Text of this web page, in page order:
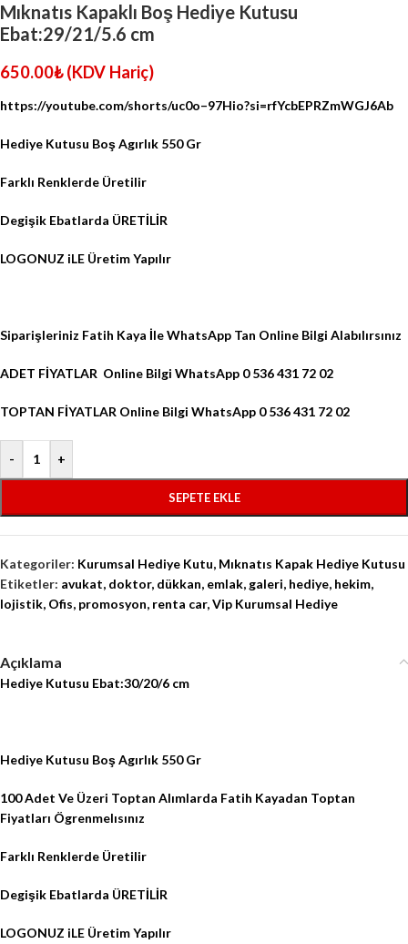
Mıknatıs Kapaklı Boş Hediye Kutusu
Ebat:29/21/5.6 cm
650.00₺ (KDV Hariç)
https://youtube.com/shorts/uc0o–97Hio?si=rfYcbEPRZmWGJ6Ab
Hediye Kutusu Boş Agırlık 550 Gr
Farklı Renklerde Üretilir
Degişik Ebatlarda ÜRETİLİR
LOGONUZ iLE Üretim Yapılır
Siparişleriniz Fatih Kaya İle WhatsApp Tan Online Bilgi Alabılırsınız
ADET FİYATLAR Online Bilgi WhatsApp 0 536 431 72 02
TOPTAN FİYATLAR Online Bilgi WhatsApp 0 536 431 72 02
- +
SEPETE EKLE
Kategoriler: Kurumsal Hediye Kutu, Mıknatıs Kapak Hediye Kutusu
Etiketler: avukat, doktor, dükkan, emlak, galeri, hediye, hekim,
lojistik, Ofis, promosyon, renta car,Vip Kurumsal Hediye
Açıklama
Hediye Kutusu Ebat:30/20/6 cm
Hediye Kutusu Boş Agırlık 550 Gr
100 Adet Ve Üzeri Toptan Alımlarda Fatih Kayadan Toptan
Fiyatları Ögrenmelısınız
Farklı Renklerde Üretilir
Degişik Ebatlarda ÜRETİLİR
LOGONUZ iLE Üretim Yapılır